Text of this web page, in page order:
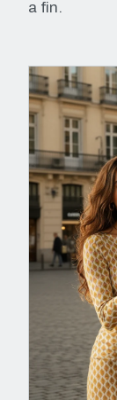
a fin.